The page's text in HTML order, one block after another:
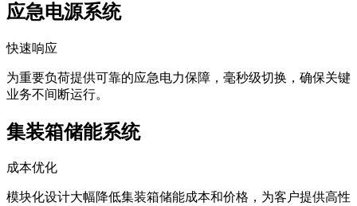
应急电源系统
快速响应
为重要负荷提供可靠的应急电力保障，毫秒级切换，确保关键
业务不间断运行。
集装箱储能系统
成本优化
模块化设计大幅降低集装箱储能成本和价格，为客户提供高性